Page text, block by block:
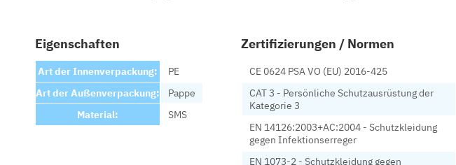
Eigenschaften
Art der Innenverpackung:
PE
Art der Außenverpackung:
Pappe
Material:
SMS
Zertifizierungen / Normen
CE 0624 PSA VO (EU) 2016-425
CAT 3 - Persönliche Schutzausrüstung der
Kategorie 3
EN 14126:2003+AC:2004 - Schutzkleidung
gegen Infektionserreger
EN 1073-2 - Schutzkleidung gegen